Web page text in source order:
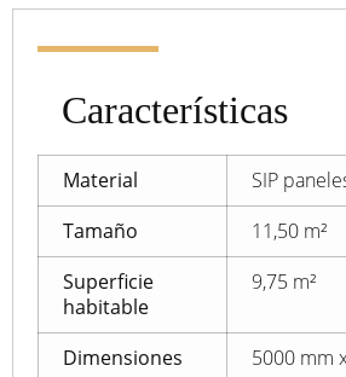
Características
Material
SIP
Tamaño
11,50 m²
Superficie
habitable
9,75 m²
Dimensiones
5000 mm